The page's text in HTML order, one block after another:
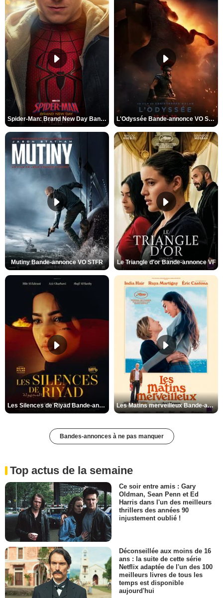
Spider-Man: Brand New Day Bande-annonce VO STFR L'Odyssée Bande-annonce VO STFR
Mutiny Bande-annonce VO STFR Le Triangle d'or Bande-annonce VF
Les Silences de Riyad Bande-annonce VO STFR Les Matins merveilleux Bande-annonce VF
Bandes-annonces à ne pas manquer
Top actus de la semaine
Ce soir entre amis : Gary
Oldman, Sean Penn et Ed
Harris dans l'un des meilleurs
thrillers des années 90
injustement oublié !
Déconseillée aux moins de 16
ans : la suite de cette série
Netflix adaptée de l'un des 100
meilleurs livres de tous les
temps est disponible
aujourd'hui